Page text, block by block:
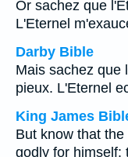
Or sachez que
L'Eternel
Darby Bible
Mais sachez que
pieux. L'Eternel
King James
But know that
godly for himself: